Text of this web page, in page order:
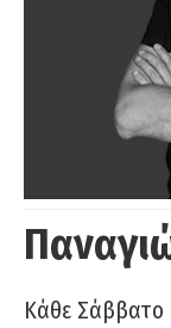
Κάθε Σάββατο